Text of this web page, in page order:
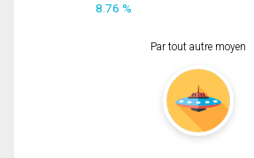
8.76 %
Par tout autre moyen